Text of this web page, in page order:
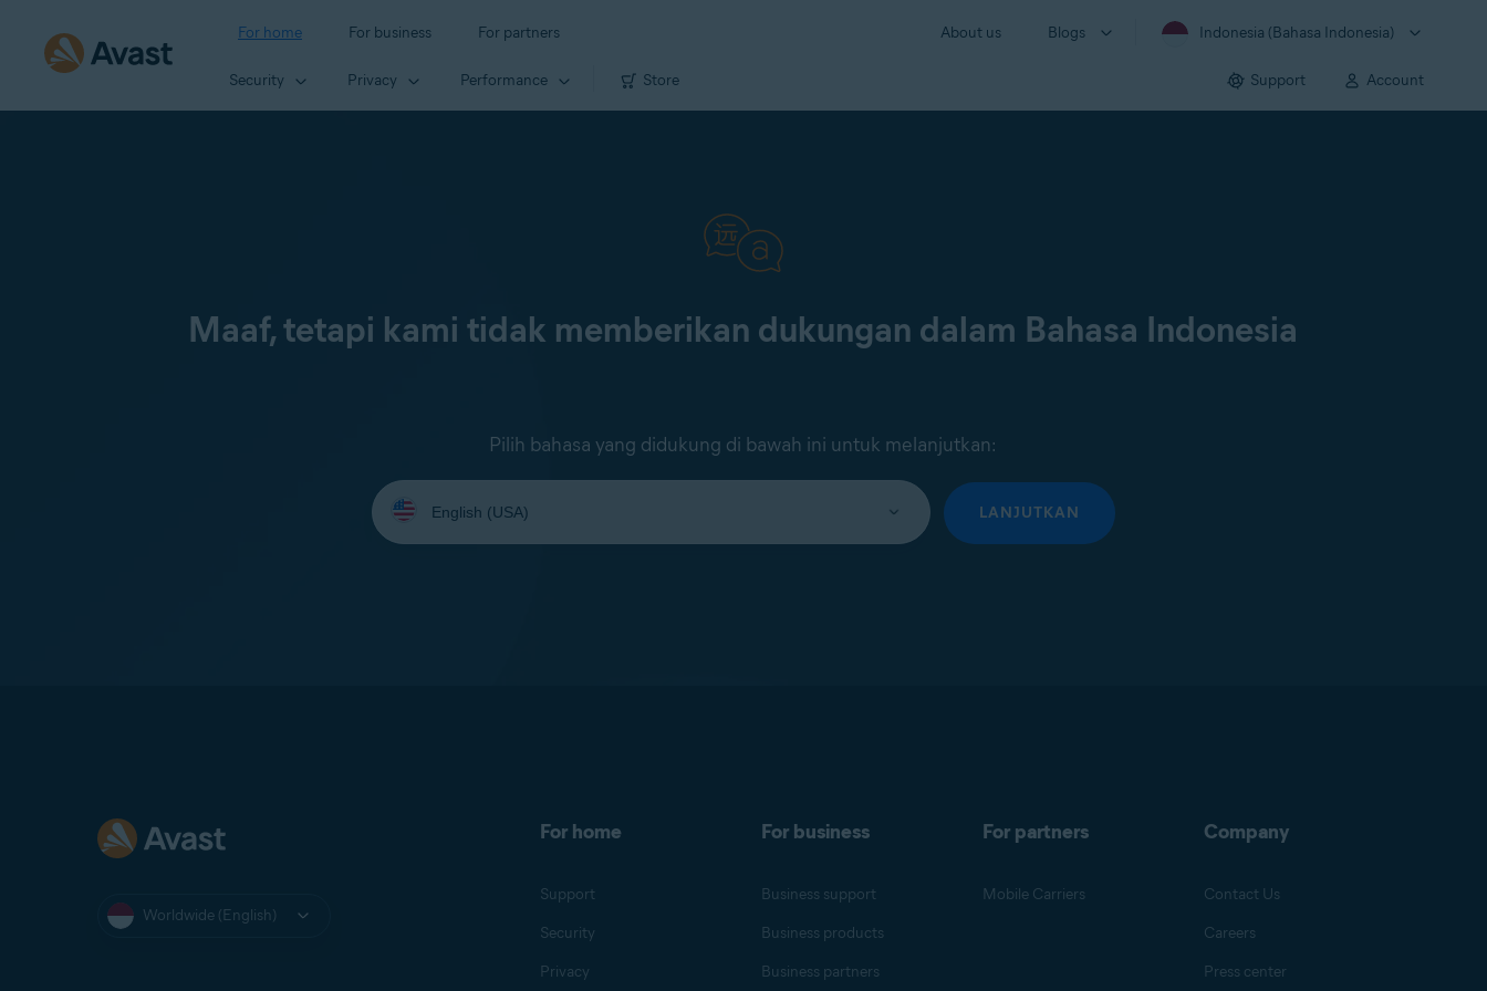
For home For business For partners About us Blogs Indonesia (Bahasa Indonesia)
Security Privacy Performance Store Support Account
Maaf, tetapi kami tidak memberikan dukungan dalam Bahasa Indonesia
Pilih bahasa yang didukung di bawah ini untuk melanjutkan:
Select
your
language:
LANJUTKAN
Worldwide (English)
For home
Support
Security
Privacy
For business
Business support
Business products
Business partners
For partners
Mobile Carriers
Company
Contact Us
Careers
Press center